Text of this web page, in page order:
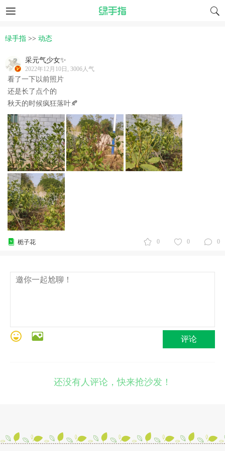
绿手指 >> 动态
采元气少女✨
2022年12月10日, 3006人气
看了一下以前照片
还是长了点个的
秋天的时候疯狂落叶🍂
0 0 0
栀子花
评论
还没有人评论，快来抢沙发！